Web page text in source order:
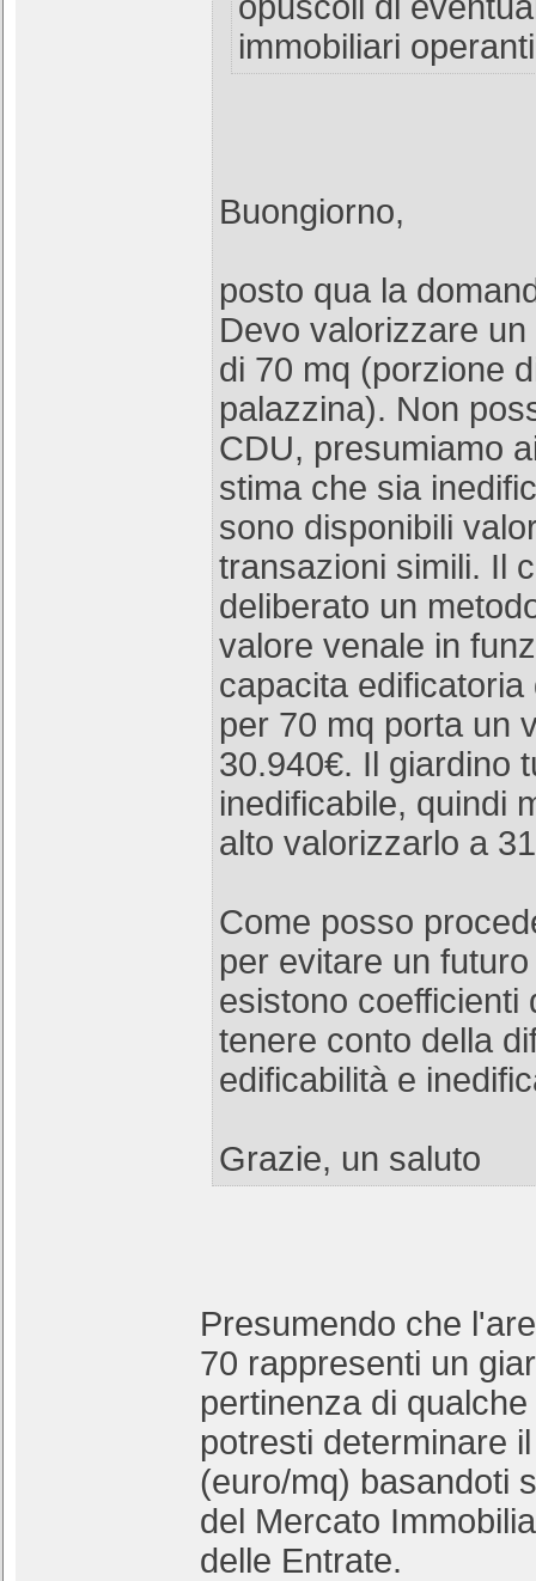
immobiliari
Buongiorno,
posto qua la
Devo valorizzare
di 70 mq (porzione
palazzina). Non
CDU, presumiamo
stima che sia
sono disponibili
transazioni simili. Il
deliberato un
valore venale in
capacita
per 70 mq porta un
30.940€. Il giardino
inedificabile, quindi
alto valorizzarlo a
Come posso
per evitare un
esistono coefficienti
tenere conto della
edificabilità e
Grazie, un saluto
Presumendo che
70 rappresenti un
pertinenza di
potresti determinare
(euro/mq) basandoti
del Mercato
delle Entrate.